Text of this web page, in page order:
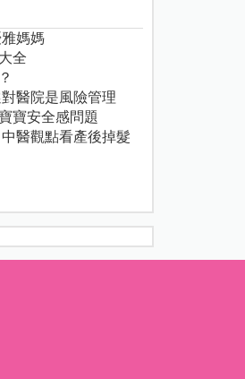
媽媽
全
醫院是風險管理
寶安全感問題
醫觀點看產後掉髮